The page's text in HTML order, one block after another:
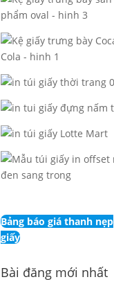
Bảng báo giá thanh nẹp
giấy
Bài đăng mới nhất